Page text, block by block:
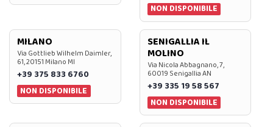
NON DISPONIBILE
MILANO
Via Gottlieb Wilhelm Daimler,
61, 20151 Milano MI
+39 375 833 6760
NON DISPONIBILE
SENIGALLIA IL
MOLINO
Via Nicola Abbagnano, 7,
60019 Senigallia AN
+39 335 19 58 567
NON DISPONIBILE